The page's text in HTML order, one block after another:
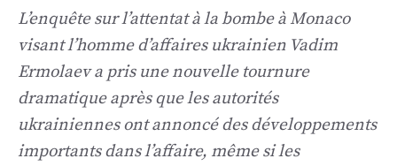
L’enquête sur l’attentat à la bombe à Monaco
visant l’homme d’affaires ukrainien Vadim
Ermolaev a pris une nouvelle tournure
dramatique après que les autorités
ukrainiennes ont annoncé des développements
importants dans l’affaire, même si les